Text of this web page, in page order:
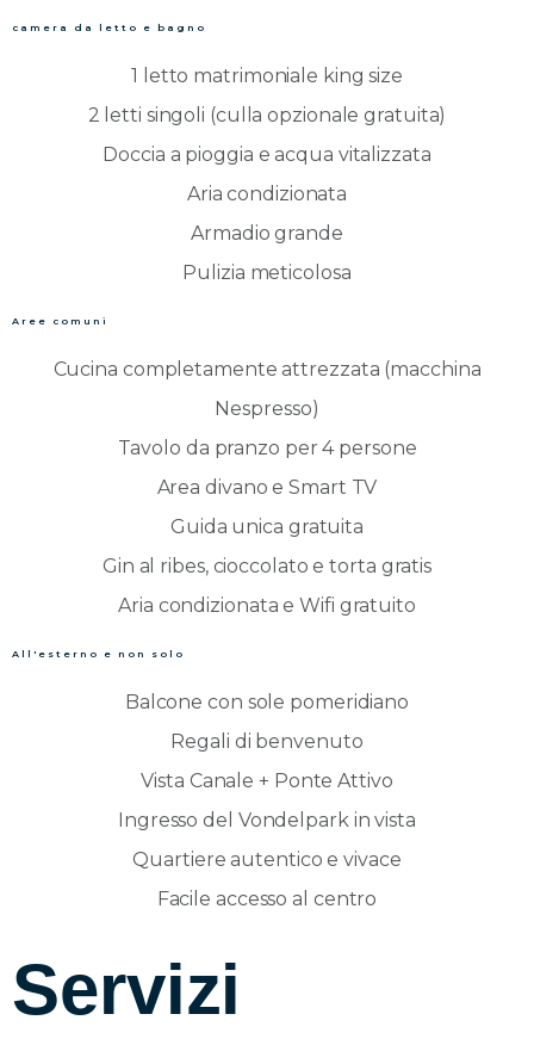
camera da letto e bagno
1 letto matrimoniale king size
2 letti singoli (culla opzionale gratuita)
Doccia a pioggia e acqua vitalizzata
Aria condizionata
Armadio grande
Pulizia meticolosa
Aree comuni
Cucina completamente attrezzata (macchina
Nespresso)
Tavolo da pranzo per 4 persone
Area divano e Smart TV
Guida unica gratuita
Gin al ribes, cioccolato e torta gratis
Aria condizionata e Wifi gratuito
All'esterno e non solo
Balcone con sole pomeridiano
Regali di benvenuto
Vista Canale + Ponte Attivo
Ingresso del Vondelpark in vista
Quartiere autentico e vivace
Facile accesso al centro
Servizi